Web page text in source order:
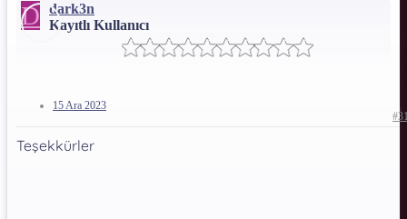
D
dark3n
Kayıtlı Kullanıcı
15 Ara 2023
Teşekkürler